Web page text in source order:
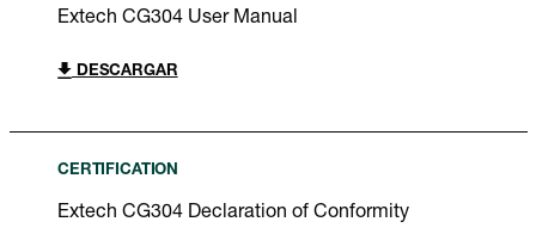
Extech CG304 User Manual
DESCARGAR
CERTIFICATION
Extech CG304 Declaration of Conformity